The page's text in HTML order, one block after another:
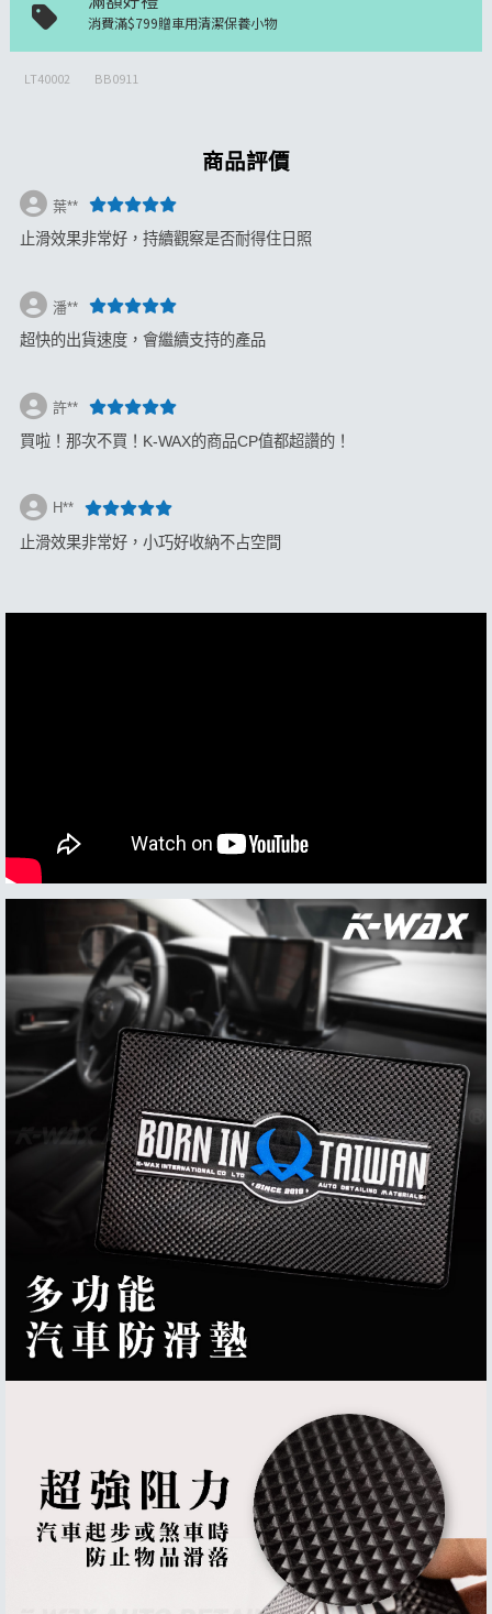
消費滿$799贈車用清潔保養小物
LT40002 BB0911
商品評價
葉**
止滑效果非常好，持續觀察是否耐得住日照
潘**
超快的出貨速度，會繼續支持的產品
許**
買啦！那次不買！K-WAX的商品CP值都超讚的！
H**
止滑效果非常好，小巧好收納不占空間